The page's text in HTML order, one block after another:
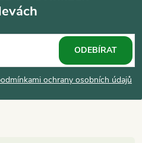
ochrany osobních údajů
ODEBÍRAT